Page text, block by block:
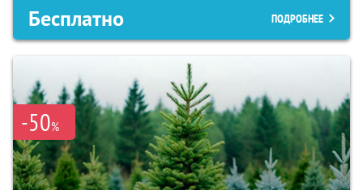
Бесплатно ПОДРОБНЕЕ
-50%